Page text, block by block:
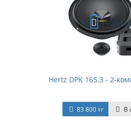
Hertz DPK 165.3 - 2-
83 800 тг В